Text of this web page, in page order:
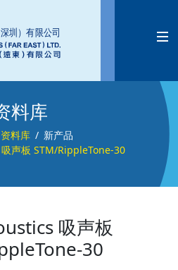

料库
资料库
新产品
声板 STM/RippleTone-30
吸声板
30